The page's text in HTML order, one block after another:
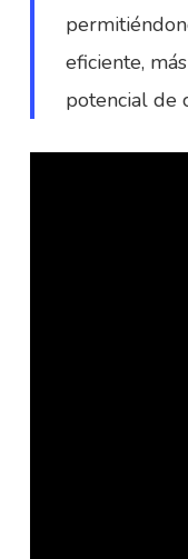
eficiente,
potencial de